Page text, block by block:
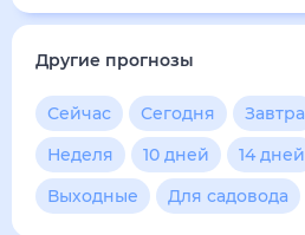
Другие прогнозы
Сейчас Сегодня Завтра
Неделя
10 дней 14 дней
Выходные
Для садовода